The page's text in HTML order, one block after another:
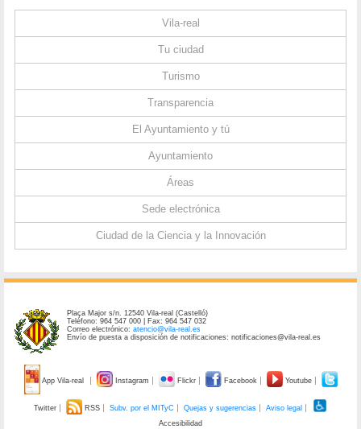
Vila-real
Tu ciudad
Turismo
Transparencia
El Ayuntamiento y tú
Ayuntamiento
Áreas
Sede electrónica
Ciudad de la Ciencia y la Innovación
Plaça Major s/n. 12540 Vila-real (Castelló)
Teléfono: 964 547 000 | Fax: 964 547 032
Correo electrónico:atencio@vila-real.es
Envío de puesta a disposición de notificaciones: notificaciones@vila-real.es
App Vila-real Instagram Flickr Facebook Youtube
Twitter RSS Subv. por el MITyC Quejas y sugerencias
Aviso legal
Accesibilidad